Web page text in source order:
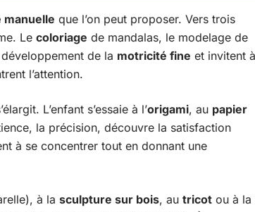
manuelle que l’on peut proposer. Vers trois
Le coloriage de mandalas, le modelage de
de la motricité fine et invitent à
l’attention.
L’enfant s’essaie à l’origami, au papier
la précision, découvre la satisfaction
à se concentrer tout en donnant une
à la sculpture sur bois, au tricot ou à la